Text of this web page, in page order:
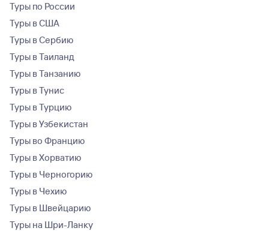
Туры по России
Туры в США
Туры в Сербию
Туры в Таиланд
Туры в Танзанию
Туры в Тунис
Туры в Турцию
Туры в Узбекистан
Туры во Францию
Туры в Хорватию
Туры в Черногорию
Туры в Чехию
Туры в Швейцарию
Туры на Шри-Ланку